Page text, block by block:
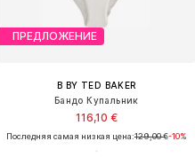
ПРЕДЛОЖЕНИЕ
B BY TED BAKER
Бандо Купальник
116,10 €
Последняя самая низкая цена:129,00 €-10%